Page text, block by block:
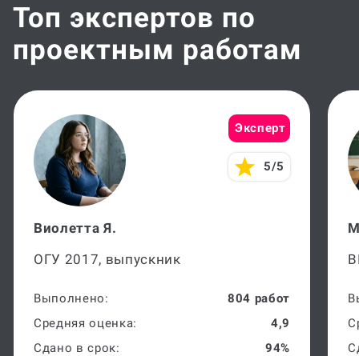
Топ экспертов по
проектным работам
Эксперт
5/5
Виолетта Я.
ОГУ 2017, выпускник
Выполнено:
804 работ
Средняя оценка:
4,9
Сдано в срок:
94%